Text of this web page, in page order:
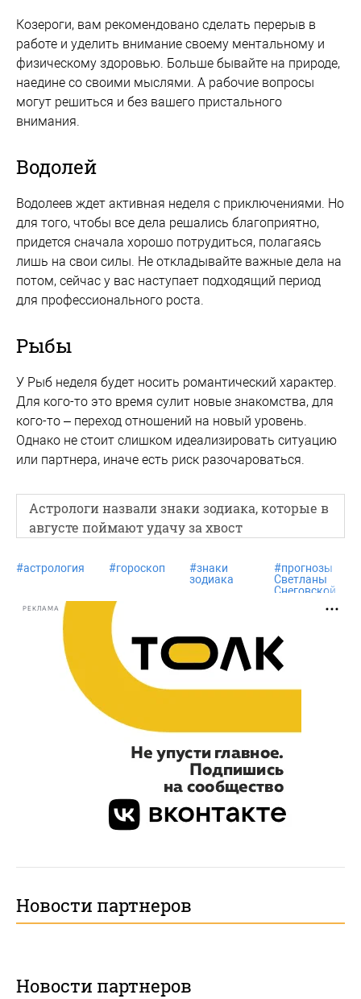
Козероги, вам рекомендовано сделать перерыв в
работе и уделить внимание своему ментальному и
физическому здоровью. Больше бывайте на природе,
наедине со своими мыслями. А рабочие вопросы
могут решиться и без вашего пристального
внимания.
Водолей
Водолеев ждет активная неделя с приключениями. Но
для того, чтобы все дела решались благоприятно,
придется сначала хорошо потрудиться, полагаясь
лишь на свои силы. Не откладывайте важные дела на
потом, сейчас у вас наступает подходящий период
для профессионального роста.
Рыбы
У Рыб неделя будет носить романтический характер.
Для кого-то это время сулит новые знакомства, для
кого-то – переход отношений на новый уровень.
Однако не стоит слишком идеализировать ситуацию
или партнера, иначе есть риск разочароваться.
Астрологи назвали знаки зодиака, которые в
августе поймают удачу за хвост
#астрология #гороскоп #знаки
зодиака
#прогнозы
Светланы
Снеговской
РЕКЛАМА
Новости партнеров
Новости партнеров